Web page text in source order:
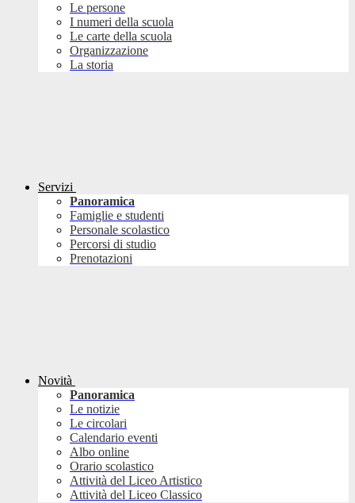
Le persone
I numeri della scuola
Le carte della scuola
Organizzazione
La storia
Servizi
Panoramica
Famiglie e studenti
Personale scolastico
Percorsi di studio
Prenotazioni
Novità
Panoramica
Le notizie
Le circolari
Calendario eventi
Albo online
Orario scolastico
Attività del Liceo Artistico
Attività del Liceo Classico